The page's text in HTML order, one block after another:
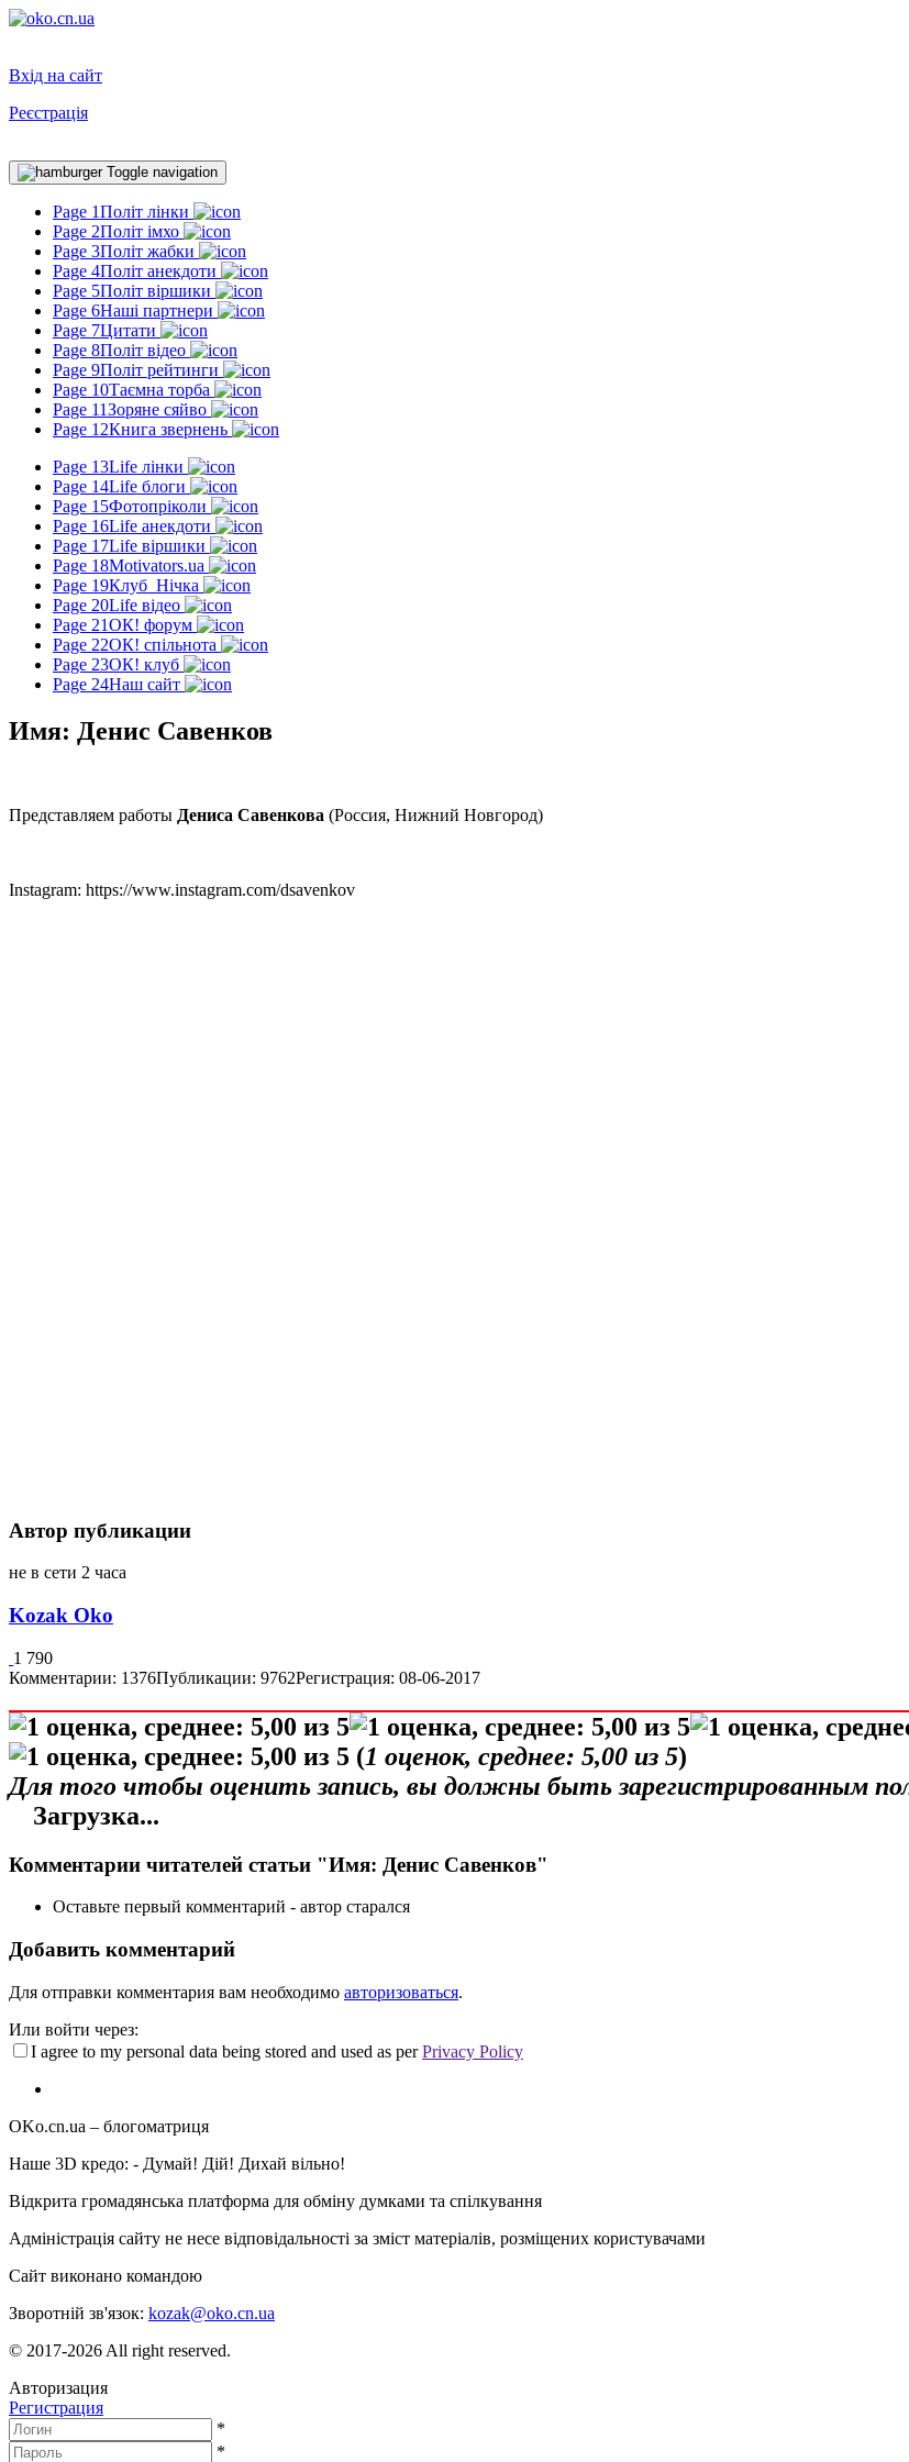
Вхід на сайт
Реєстрація
Toggle navigation
Page 1Політ лінки
Page 2Політ імхо
Page 3Політ жабки
Page 4Політ анекдоти
Page 5Політ віршики
Page 6Наші партнери
Page 7Цитати
Page 8Політ відео
Page 9Політ рейтинги
Page 10Таємна торба
Page 11Зоряне сяйво
Page 12Книга звернень
Page 13Life лінки
Page 14Life блоги
Page 15Фотопріколи
Page 16Life анекдоти
Page 17Life віршики
Page 18Motivators.ua
Page 19Клуб_Нічка
Page 20Life відео
Page 21ОК! форум
Page 22ОК! спільнота
Page 23ОК! клуб
Page 24Наш сайт
Имя: Денис Савенков
Представляем работы Дениса Савенкова (Россия, Нижний Новгород)
Instagram: https://www.instagram.com/dsavenkov
Автор публикации
не в сети 2 часа
Kozak Oko
1 790
Комментарии: 1376Публикации: 9762Регистрация: 08-06-2017
(1 оценок, среднее: 5,00 из 5)
Для того чтобы оценить запись, вы должны быть зарегистрированным
Загрузка...
Комментарии читателей статьи "Имя: Денис Савенков"
Оставьте первый комментарий - автор старался
Добавить комментарий
Для отправки комментария вам необходимо авторизоваться.
Или войти через:
I agree to my personal data being stored and used as perPrivacy Policy
OKo.cn.ua – блогоматриця
Наше 3D кредо: - Думай! Дій! Дихай вільно!
Відкрита громадянська платформа для обміну думками та спілкування
Адміністрація сайту не несе відповідальності за зміст матеріалів, розміщених користувачами
Сайт виконано командою
Зворотній зв'язок: kozak@oko.cn.ua
© 2017-2026 All right reserved.
Авторизация
Регистрация
*
*